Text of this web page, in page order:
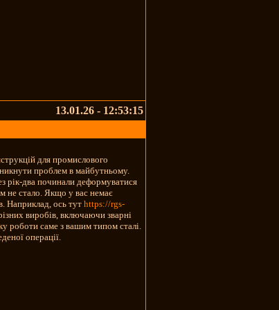
13.01.26 - 12:53:15
для промислового
проблем в майбутньому.
рік-два починали деформуватися
не стало. Якщо у вас немає
Наприклад, ось тутhttps://rgs-
виробів, включаючи зварні
роботи саме з вашим типом сталі.
операції.